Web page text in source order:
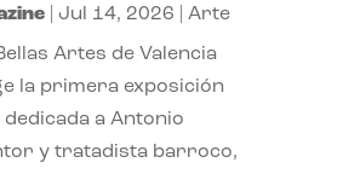
| Jul 14, 2026 Arte
Artes de Valencia
la primera exposición
a Antonio
y tratadista barroco,